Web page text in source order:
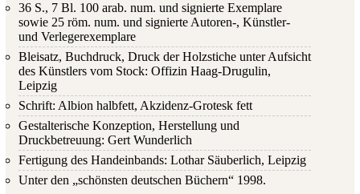
36 S., 7 Bl. 100 arab. num. und signierte Exemplare
sowie 25 röm. num. und signierte Autoren-, Künstler-
und Verlegerexemplare
Bleisatz, Buchdruck, Druck der Holzstiche unter Aufsicht
des Künstlers vom Stock: Offizin Haag-Drugulin,
Leipzig
Schrift: Albion halbfett, Akzidenz-Grotesk fett
Gestalterische Konzeption, Herstellung und
Druckbetreuung: Gert Wunderlich
Fertigung des Handeinbands: Lothar Säuberlich, Leipzig
Unter den „schönsten deutschen Büchern“ 1998.